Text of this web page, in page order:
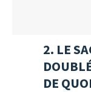
2. LE
DE